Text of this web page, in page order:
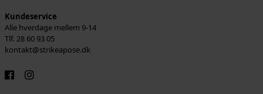
Kundeservice
Alle hverdage mellem 9-14
Tlf. 28 60 93 05
kontakt@strikeapose.dk